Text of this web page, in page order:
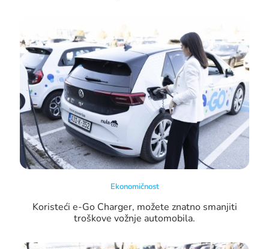
Ekonomičnost
Koristeći e-Go Charger, možete znatno smanjiti
troškove vožnje automobila.